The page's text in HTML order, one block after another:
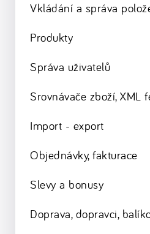
Vkládání a správa
Produkty
Správa uživatelů
Srovnávače zboží, XML
Import - export
Objednávky, fakturace
Slevy a bonusy
Doprava, dopravci,